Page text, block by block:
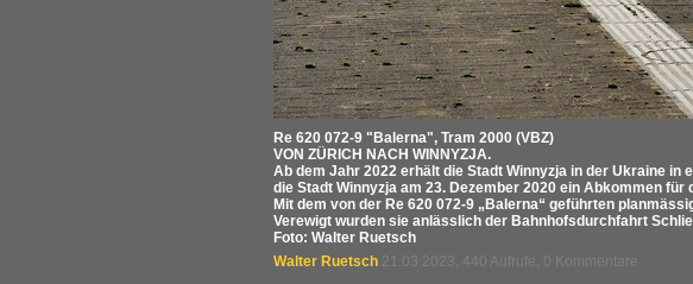
Re 620 072-9 "Balerna", Tram 2000 (VBZ)
VON ZÜRICH NACH WINNYZJA.
Ab dem Jahr 2022 erhält die Stadt Winnyzja in der Ukraine in
die Stadt Winnyzja am 23. Dezember 2020 ein Abkommen
Mit dem von der Re 620 072-9 „Balerna“ geführten
Verewigt wurden sie anlässlich der Bahnhofsdurchfahrt
Foto: Walter Ruetsch
Walter Ruetsch 21.03.2023, 440 Aufrufe, 0 Kommentare